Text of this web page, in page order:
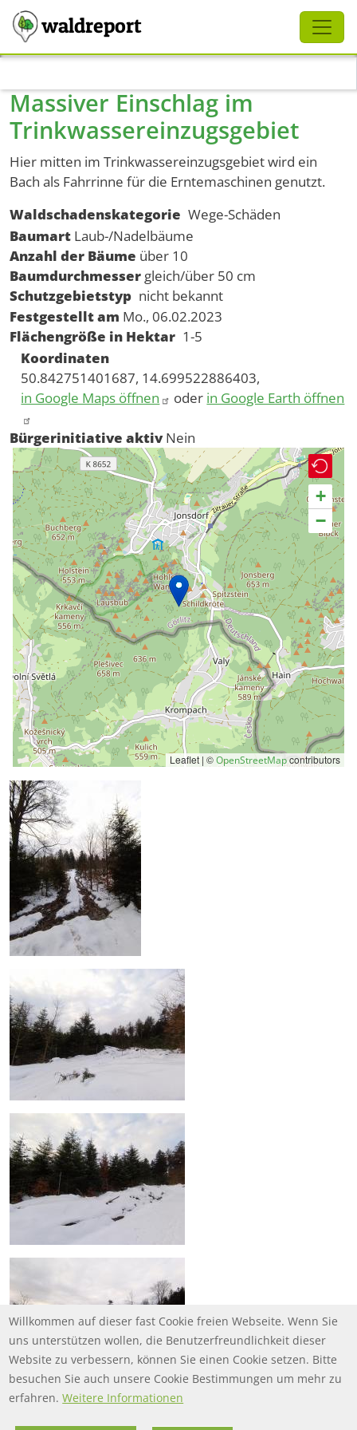
waldreport
Massiver Einschlag im
Trinkwassereinzugsgebiet
Hier mitten im Trinkwassereinzugsgebiet wird ein
Bach als Fahrrinne für die Erntemaschinen genutzt.
Waldschadenskategorie Wege-Schäden
Baumart Laub-/Nadelbäume
Anzahl der Bäume über 10
Baumdurchmesser gleich/über 50 cm
Schutzgebietstyp nicht bekannt
Festgestellt am Mo., 06.02.2023
Flächengröße in Hektar 1-5
Koordinaten
50.842751401687, 14.699522886403,
in Google Maps öffnen
oder in Google Earth öffnen
Bürgerinitiative aktiv Nein
+
−
Leaflet | ©OpenStreetMapcontributors
Schliessen
Willkommen auf dieser fast Cookie freien Webseite. Wenn Sie
uns unterstützen wollen, die Benutzerfreundlichkeit dieser
Website zu verbessern, können Sie einen Cookie setzen. Bitte
besuchen Sie auch unsere Cookie Bestimmungen um mehr zu
erfahren. Weitere Informationen